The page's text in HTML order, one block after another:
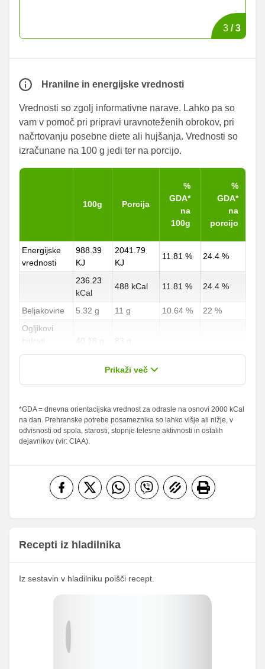
3 /3
Hranilne in energijske vrednosti
Vrednosti so zgolj informativne narave. Lahko pa so
vam v pomoč pri pripravi uravnoteženih obrokov, pri
načrtovanju posebne diete ali hujšanja. Vrednosti so
izračunane na 100 g jedi ter na porcijo.
100g Porcija
%
GDA*
na
100g
%
GDA*
na
porcijo
Energijske
vrednosti
988.39
KJ
2041.79
KJ
11.81 % 24.4 %
236.23
kCal
488 kCal 11.81 % 24.4 %
Beljakovine 5.32 g 11 g 10.64 %
22 %
Ogljikovi
hidrati
40.18 g 83 g
2 g
14.88 % 30.74 %
od teh
nasičene
maščobne
5.81 g
1.33 g
12 g 8.3 % 17.14 %
3.87 g 8 g 15.48 %
32 %
Folna kislina
0 g
0 g
319.01
Kalcij
16.82
34.75 mg
Prikaži več
*GDA = dnevna orientacijska vrednost za odrasle na osnovi 2000 kCal
na dan. Prehranske potrebe posameznika so lahko višje ali nižje, v
odvisnosti od spola, starosti, stopnje telesne aktivnosti in ostalih
dejavnikov (vir: CIAA).
Recepti iz hladilnika
Iz sestavin v hladilniku poišči recept.